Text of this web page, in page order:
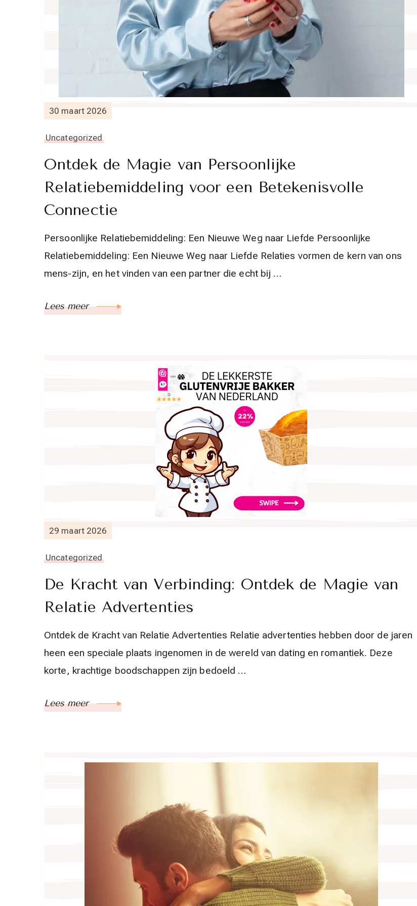
30 maart 2026
Uncategorized
Ontdek de Magie van Persoonlijke
Relatiebemiddeling voor een Betekenisvolle
Connectie
Persoonlijke Relatiebemiddeling: Een Nieuwe Weg naar Liefde Persoonlijke
Relatiebemiddeling: Een Nieuwe Weg naar Liefde Relaties vormen de kern van ons
mens-zijn, en het vinden van een partner die echt bij …
Lees meer
29 maart 2026
Uncategorized
De Kracht van Verbinding: Ontdek de Magie van
Relatie Advertenties
Ontdek de Kracht van Relatie Advertenties Relatie advertenties hebben door de jaren
heen een speciale plaats ingenomen in de wereld van dating en romantiek. Deze
korte, krachtige boodschappen zijn bedoeld …
Lees meer